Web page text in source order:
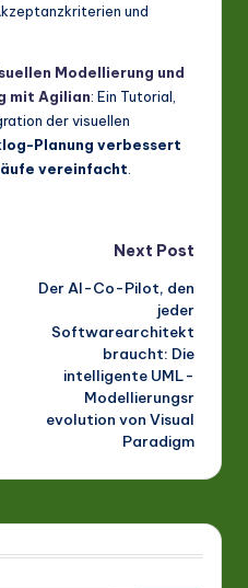
und
Modellierung und
mit Agilian: Ein Tutorial,
der visuellen
Planung verbessert
vereinfacht
Next Post
Der AI-Co-Pilot, den
jeder
Softwarearchitekt
braucht: Die
intelligente UML-
Modellierungsr
evolution von Visual
Paradigm